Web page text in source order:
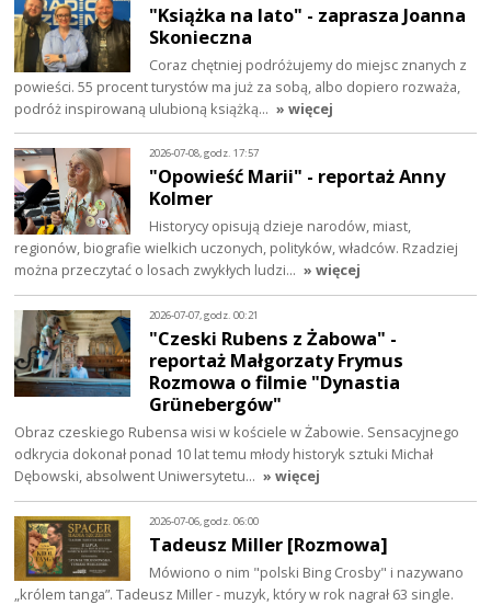
"Książka na lato" - zaprasza Joanna
Skonieczna
Coraz chętniej podróżujemy do miejsc znanych z
powieści. 55 procent turystów ma już za sobą, albo dopiero rozważa,
podróż inspirowaną ulubioną książką… » więcej
2026-07-08, godz. 17:57
"Opowieść Marii" - reportaż Anny
Kolmer
Historycy opisują dzieje narodów, miast,
regionów, biografie wielkich uczonych, polityków, władców. Rzadziej
można przeczytać o losach zwykłych ludzi… » więcej
2026-07-07, godz. 00:21
"Czeski Rubens z Żabowa" -
reportaż Małgorzaty Frymus
Rozmowa o filmie "Dynastia
Grünebergów"
Obraz czeskiego Rubensa wisi w kościele w Żabowie. Sensacyjnego
odkrycia dokonał ponad 10 lat temu młody historyk sztuki Michał
Dębowski, absolwent Uniwersytetu… » więcej
2026-07-06, godz. 06:00
Tadeusz Miller [Rozmowa]
Mówiono o nim "polski Bing Crosby" i nazywano
„królem tanga”. Tadeusz Miller - muzyk, który w rok nagrał 63 single.